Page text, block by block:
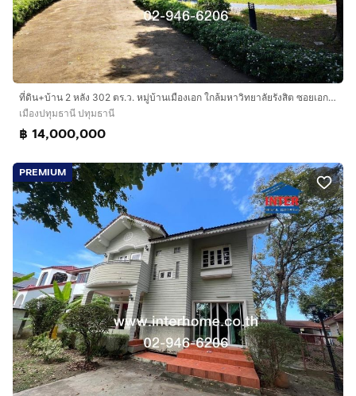
ที่ดิน+บ้าน 2 หลัง 302 ตร.ว. หมู่บ้านเมืองเอก ใกล้มหาวิทยาลัยรังสิต ซอยเอกทักษิณ4 ถนนพหลโยธิน ถนนกำแพงเพชร6 ถนนเอกทักษิณ เมืองปทุมธานี ปทุม
เมืองปทุมธานี ปทุมธานี
฿ 14,000,000
PREMIUM